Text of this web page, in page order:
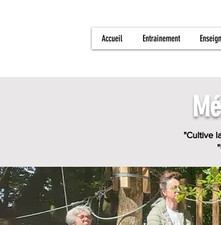
Accueil Entrainement
"Cultive